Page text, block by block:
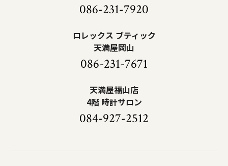
086-231-7920
ロレックス ブティック
天満屋岡山
086-231-7671
天満屋福山店
4階 時計サロン
084-927-2512